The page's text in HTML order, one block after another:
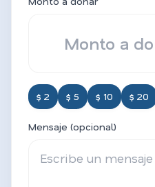
$ 2 $ 5 $ 10 $ 20
Mensaje (opcional)